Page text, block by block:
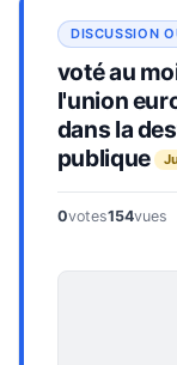
voté au
l'union
dans la
publique
0votes154vues